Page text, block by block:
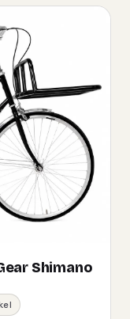
Shimano